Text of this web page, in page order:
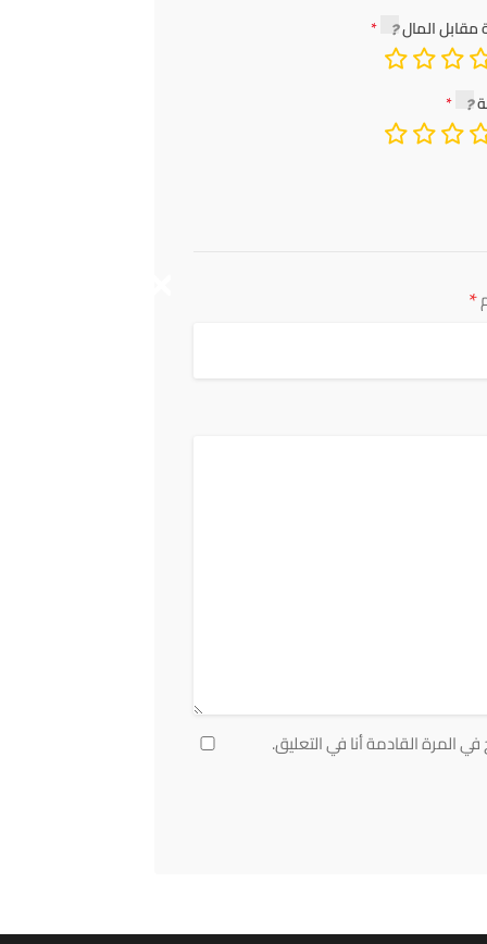
مقابل المال
*
المرة القادمة أنا في التعليق.